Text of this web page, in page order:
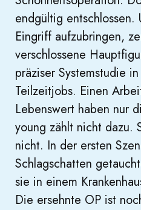
endgültig
Eingriff aufzubringen,
verschlossene
präziser Systemstudie
Teilzeitjobs. Einen
Lebenswert haben nur
young zählt nicht dazu.
nicht. In der ersten
Schlagschatten
sie in einem
Die ersehnte OP ist